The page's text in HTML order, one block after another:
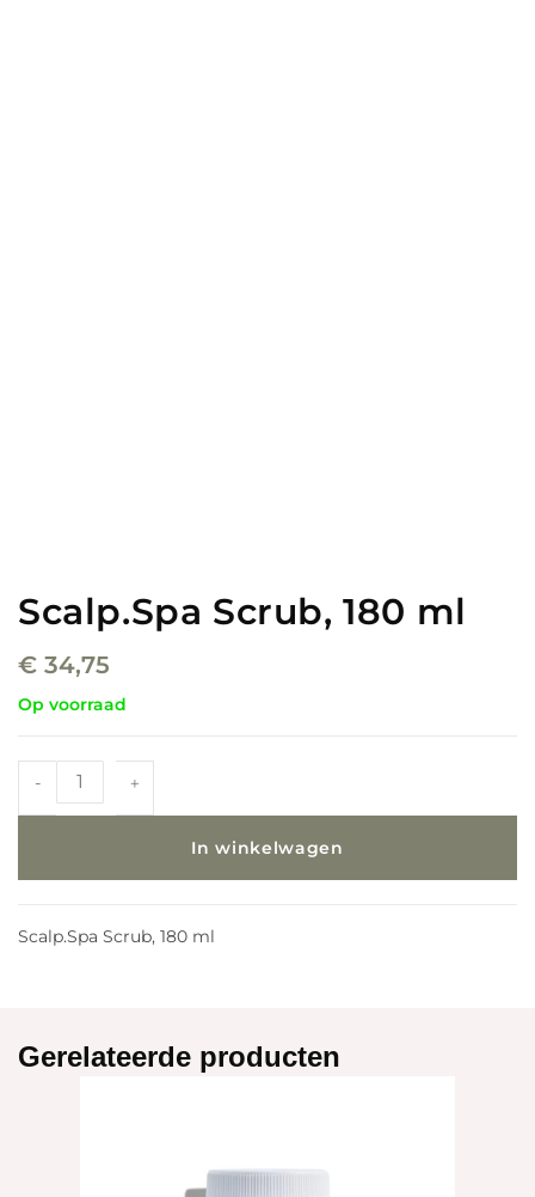
Scalp.Spa Scrub, 180 ml
€ 34,75
Op voorraad
- +
In winkelwagen
Scalp.Spa Scrub, 180 ml
Gerelateerde producten